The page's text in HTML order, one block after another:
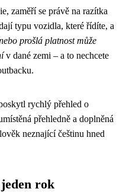
zaměří se právě na razítka
typu vozidla, které řídíte, a
prošlá platnost může
v dané zemi – a to nechcete
rychlý přehled o
přehledně a doplněná
neznající češtinu hned
rok